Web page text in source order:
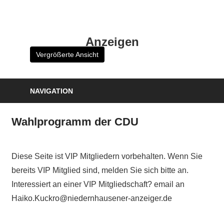
Anzeigen
Vergrößerte Ansicht
NAVIGATION
Wahlprogramm der CDU
Diese Seite ist VIP Mitgliedern vorbehalten. Wenn Sie
bereits VIP Mitglied sind, melden Sie sich bitte an.
Interessiert an einer VIP Mitgliedschaft? email an
Haiko.Kuckro@niedernhausener-anzeiger.de